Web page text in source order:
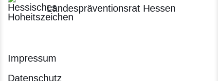
Landespräventionsrat Hessen
Impressum
Datenschutz